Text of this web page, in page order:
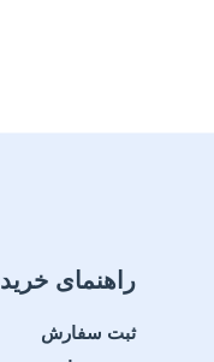
راهنمای خرید
ثبت سفارش